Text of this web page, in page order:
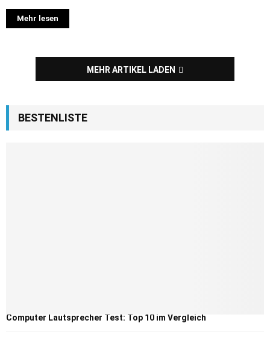
Mehr lesen
MEHR ARTIKEL LADEN
BESTENLISTE
Computer Lautsprecher Test: Top 10 im Vergleich